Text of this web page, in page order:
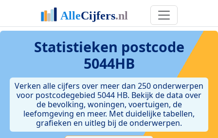
Statistieken postcode
5044HB
Verken alle cijfers over meer dan 250 onderwerpen
voor postcodegebied 5044 HB. Bekijk de data over
de bevolking, woningen, voertuigen, de
leefomgeving en meer. Met duidelijke tabellen,
grafieken en uitleg bij de onderwerpen.